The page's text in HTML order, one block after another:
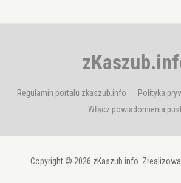
Regulamin portalu zkaszub.info Polityka
Włącz powiadomienia
Copyright © 2026 zKaszub.info.